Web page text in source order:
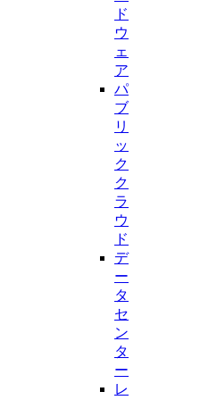
ド
ウ
ェ
ア
パ
ブ
リ
ッ
ク
ク
ラ
ウ
ド
デ
ー
タ
セ
ン
タ
ー
レ